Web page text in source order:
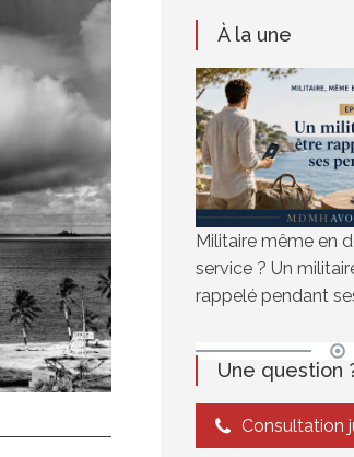
À la une
Militaire même en
service ? Un
rappelé pendant
Une question
Consultation